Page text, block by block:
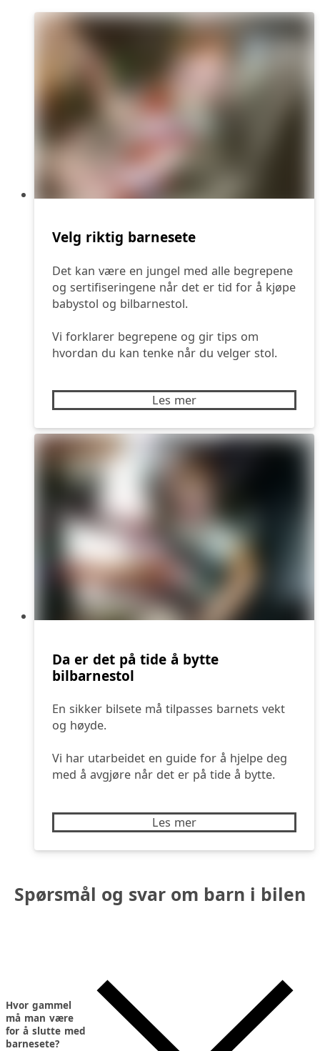
Velg riktig barnesete
Det kan være en jungel med alle begrepene
og sertifiseringene når det er tid for å kjøpe
babystol og bilbarnestol.
Vi forklarer begrepene og gir tips om
hvordan du kan tenke når du velger stol.
Les mer
Da er det på tide å bytte
bilbarnestol
En sikker bilsete må tilpasses barnets vekt
og høyde.
Vi har utarbeidet en guide for å hjelpe deg
med å avgjøre når det er på tide å bytte.
Les mer
Spørsmål og svar om barn i bilen
Hvor gammel
må man være
for å slutte med
barnesete?